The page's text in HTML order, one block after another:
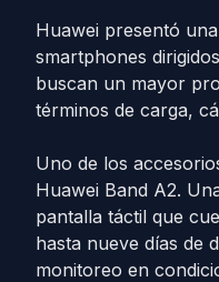
Huawei presentó
smartphones
buscan un mayor
términos de carga,
Uno de los
Huawei Band A2.
pantalla táctil que
hasta nueve días de
monitoreo en